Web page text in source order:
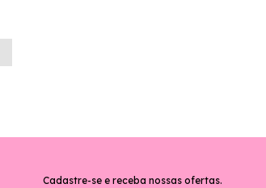
Cadastre-se e receba nossas ofertas.